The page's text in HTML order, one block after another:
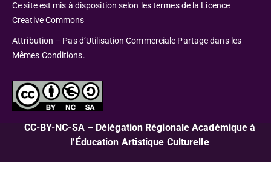
Ce site est mis à disposition selon les termes de la Licence
Creative Commons
Attribution – Pas d’Utilisation Commerciale Partage dans les
Mêmes Conditions.
CC-BY-NC-SA – Délégation Régionale Académique à
l’Éducation Artistique Culturelle